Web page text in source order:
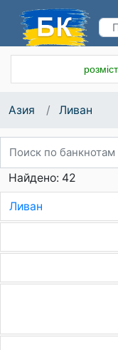
Азия Ливан
Найдено: 42
Ливан